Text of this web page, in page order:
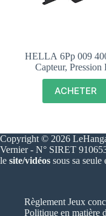
HELLA 6Pp 009
Capteur, Pression
Suralimentation –
– Avec Bague
D’ÃtanchÃ©itÃ©/
ACHETER
Copyright © 2026
Vernier - N° SIRET
le site/vidéos sous sa seule
Règlement Jeux
Politique en matière